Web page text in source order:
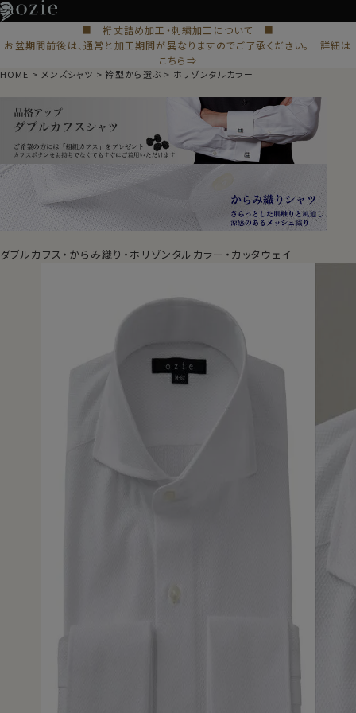
■ 裄丈詰め加工・刺繍加工について ■
お盆期間前後は、通常と加工期間が異なりますのでご了承ください。 詳細は
こちら⇒
HOME メンズシャツ 衿型から選ぶ ホリゾンタルカラー
ダブルカフス・からみ織り・ホリゾンタルカラー・カッタウェイ